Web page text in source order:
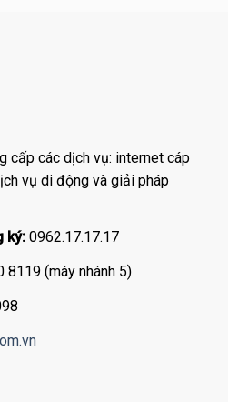
cấp các dịch vụ: internet cáp
vụ di động và giải pháp
ký: 0962.17.17.17
8119 (máy nhánh 5)